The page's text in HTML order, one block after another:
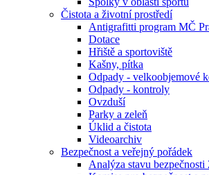
Čistota a životní prostředí
Antigrafitti program MČ
Dotace
Hřiště a sportoviště
Kašny, pítka
Odpady - velkoobjemové
Odpady - kontroly
Ovzduší
Parky a zeleň
Úklid a čistota
Videoarchiv
Bezpečnost a veřejný pořádek
Analýza stavu bezpečnosti